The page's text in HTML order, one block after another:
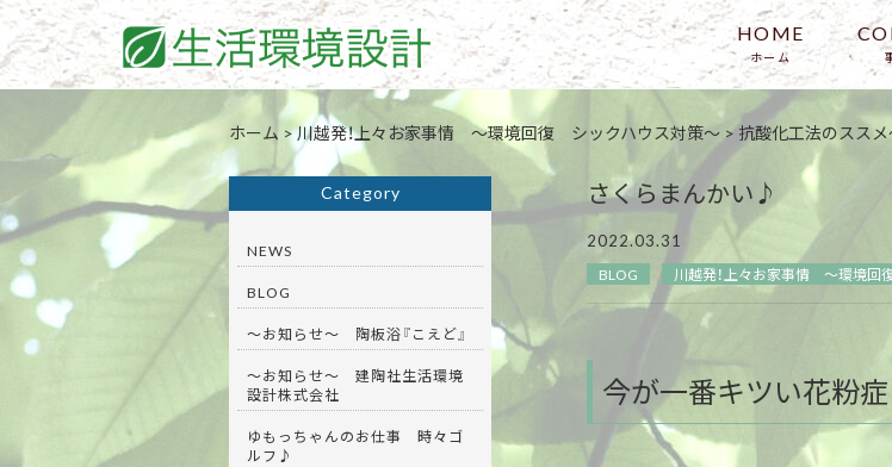
HOME
ホーム
アバウト
ホーム >川越発！上々お家事情 ～環境回復 シックハウス対策～ >抗酸化工法のスス
さくらまんかい♪
2022.03.31
BLOG 川越発！上々お家事情 ～環境
今が一番キツい花粉
Category
NEWS
BLOG
～お知らせ～ 陶板浴『こえど』
～お知らせ～ 建陶社生活環境
設計株式会社
ゆもっちゃんのお仕事 時々ゴ
ルフ♪